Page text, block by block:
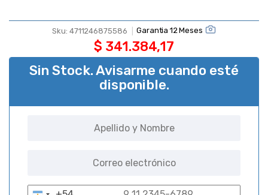
Sku: 4711246875586 Garantia 12 Meses
$ 341.384,17
Sin Stock. Avisarme cuando esté
disponible.